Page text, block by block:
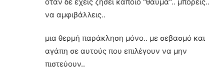
όταν δε έχεις ζήσει κάποιο "θαύμα".. μπορείς..
να αμφιβάλλεις..
μια θερμή παράκληση μόνο.. με σεβασμό και
αγάπη σε αυτούς που επιλέγουν να μην
πιστεύουν..